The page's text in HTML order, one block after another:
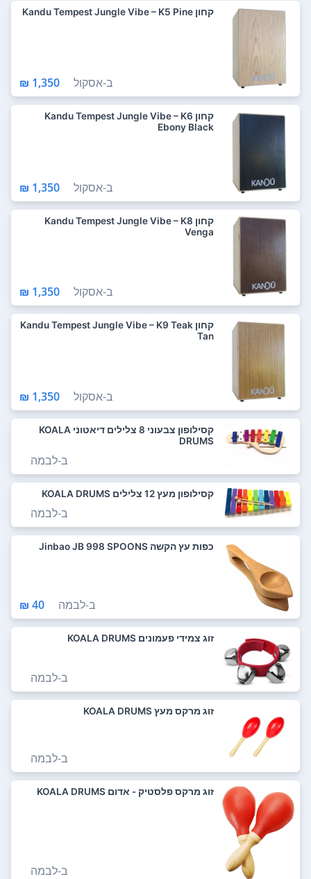
קחון Kandu Tempest Jungle Vibe – K5 Pine
ב-אסקול 1,350 ₪
קחון Kandu Tempest Jungle Vibe – K6
Ebony Black
ב-אסקול 1,350 ₪
קחון Kandu Tempest Jungle Vibe – K8
Venga
ב-אסקול 1,350 ₪
קחון Kandu Tempest Jungle Vibe – K9 Teak
Tan
ב-אסקול 1,350 ₪
קסילופון צבעוני 8 צלילים דיאטוני KOALA
DRUMS
ב-לבמה
קסילופון מעץ 12 צלילים KOALA DRUMS
ב-לבמה
כפות עץ הקשה Jinbao JB 998 SPOONS
ב-לבמה 40 ₪
זוג צמידי פעמונים KOALA DRUMS
ב-לבמה
זוג מרקס מעץ KOALA DRUMS
ב-לבמה
זוג מרקס פלסטיק - אדום KOALA DRUMS
ב-לבמה